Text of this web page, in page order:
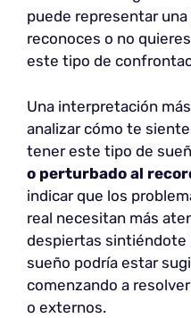
puede representar
reconoces o no
este tipo de
Una interpretación
analizar cómo te
tener este tipo de
o perturbado al
indicar que los
real necesitan más
despiertas sintiéndote
sueño podría estar
comenzando a
o externos.